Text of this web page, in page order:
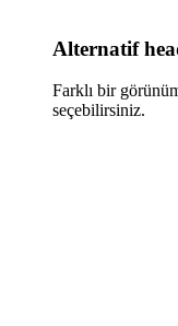
Alternatif
Farklı bir
seçebilirsiniz.